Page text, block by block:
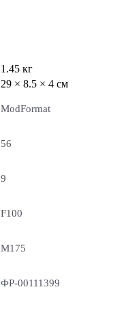
1.45 кг
29 × 8.5 × 4 см
ModFormat
56
9
F100
М175
ФР-00111399